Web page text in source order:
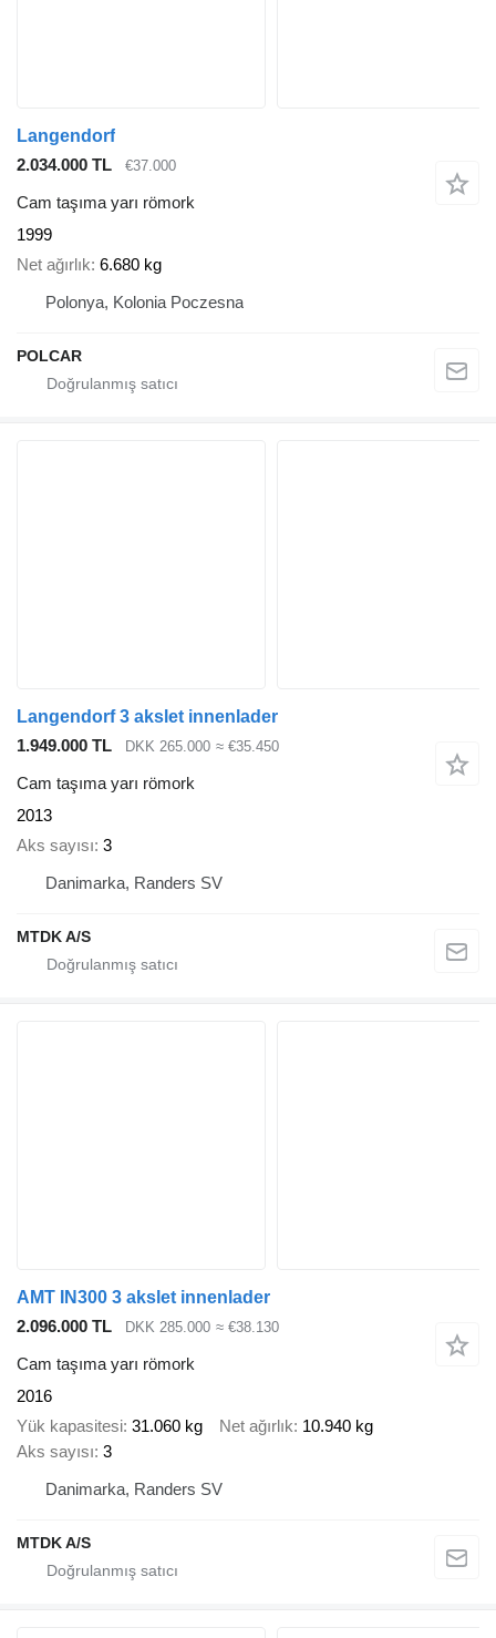
Langendorf
2.034.000 TL
€37.000
Cam taşıma yarı römork
1999
Net ağırlık 6.680 kg
Polonya, Kolonia Poczesna
POLCAR
Langendorf 3 akslet innenlader
1.949.000 TL
DKK 265.000 ≈ €35.450
Cam taşıma yarı römork
2013
Aks sayısı 3
Danimarka, Randers SV
MTDK A/S
AMT IN300 3 akslet innenlader
2.096.000 TL
DKK 285.000 ≈ €38.130
Cam taşıma yarı römork
2016
Yük kapasitesi 31.060 kg Net ağırlık 10.940 kg
Aks sayısı 3
Danimarka, Randers SV
MTDK A/S